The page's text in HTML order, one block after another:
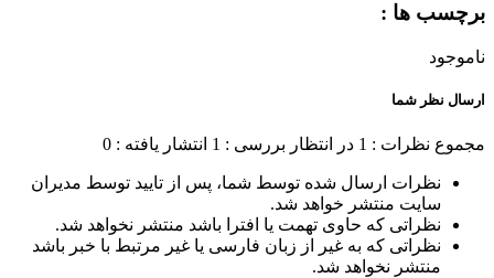
برچسب ها :
ناموجود
ارسال نظر شما
مجموع نظرات : 1 در انتظار بررسی : 1 انتشار یافته : 0
نظرات ارسال شده توسط شما، پس از تایید توسط مدیران
سایت منتشر خواهد شد.
نظراتی که حاوی تهمت یا افترا باشد منتشر نخواهد شد.
نظراتی که به غیر از زبان فارسی یا غیر مرتبط با خبر باشد
منتشر نخواهد شد.